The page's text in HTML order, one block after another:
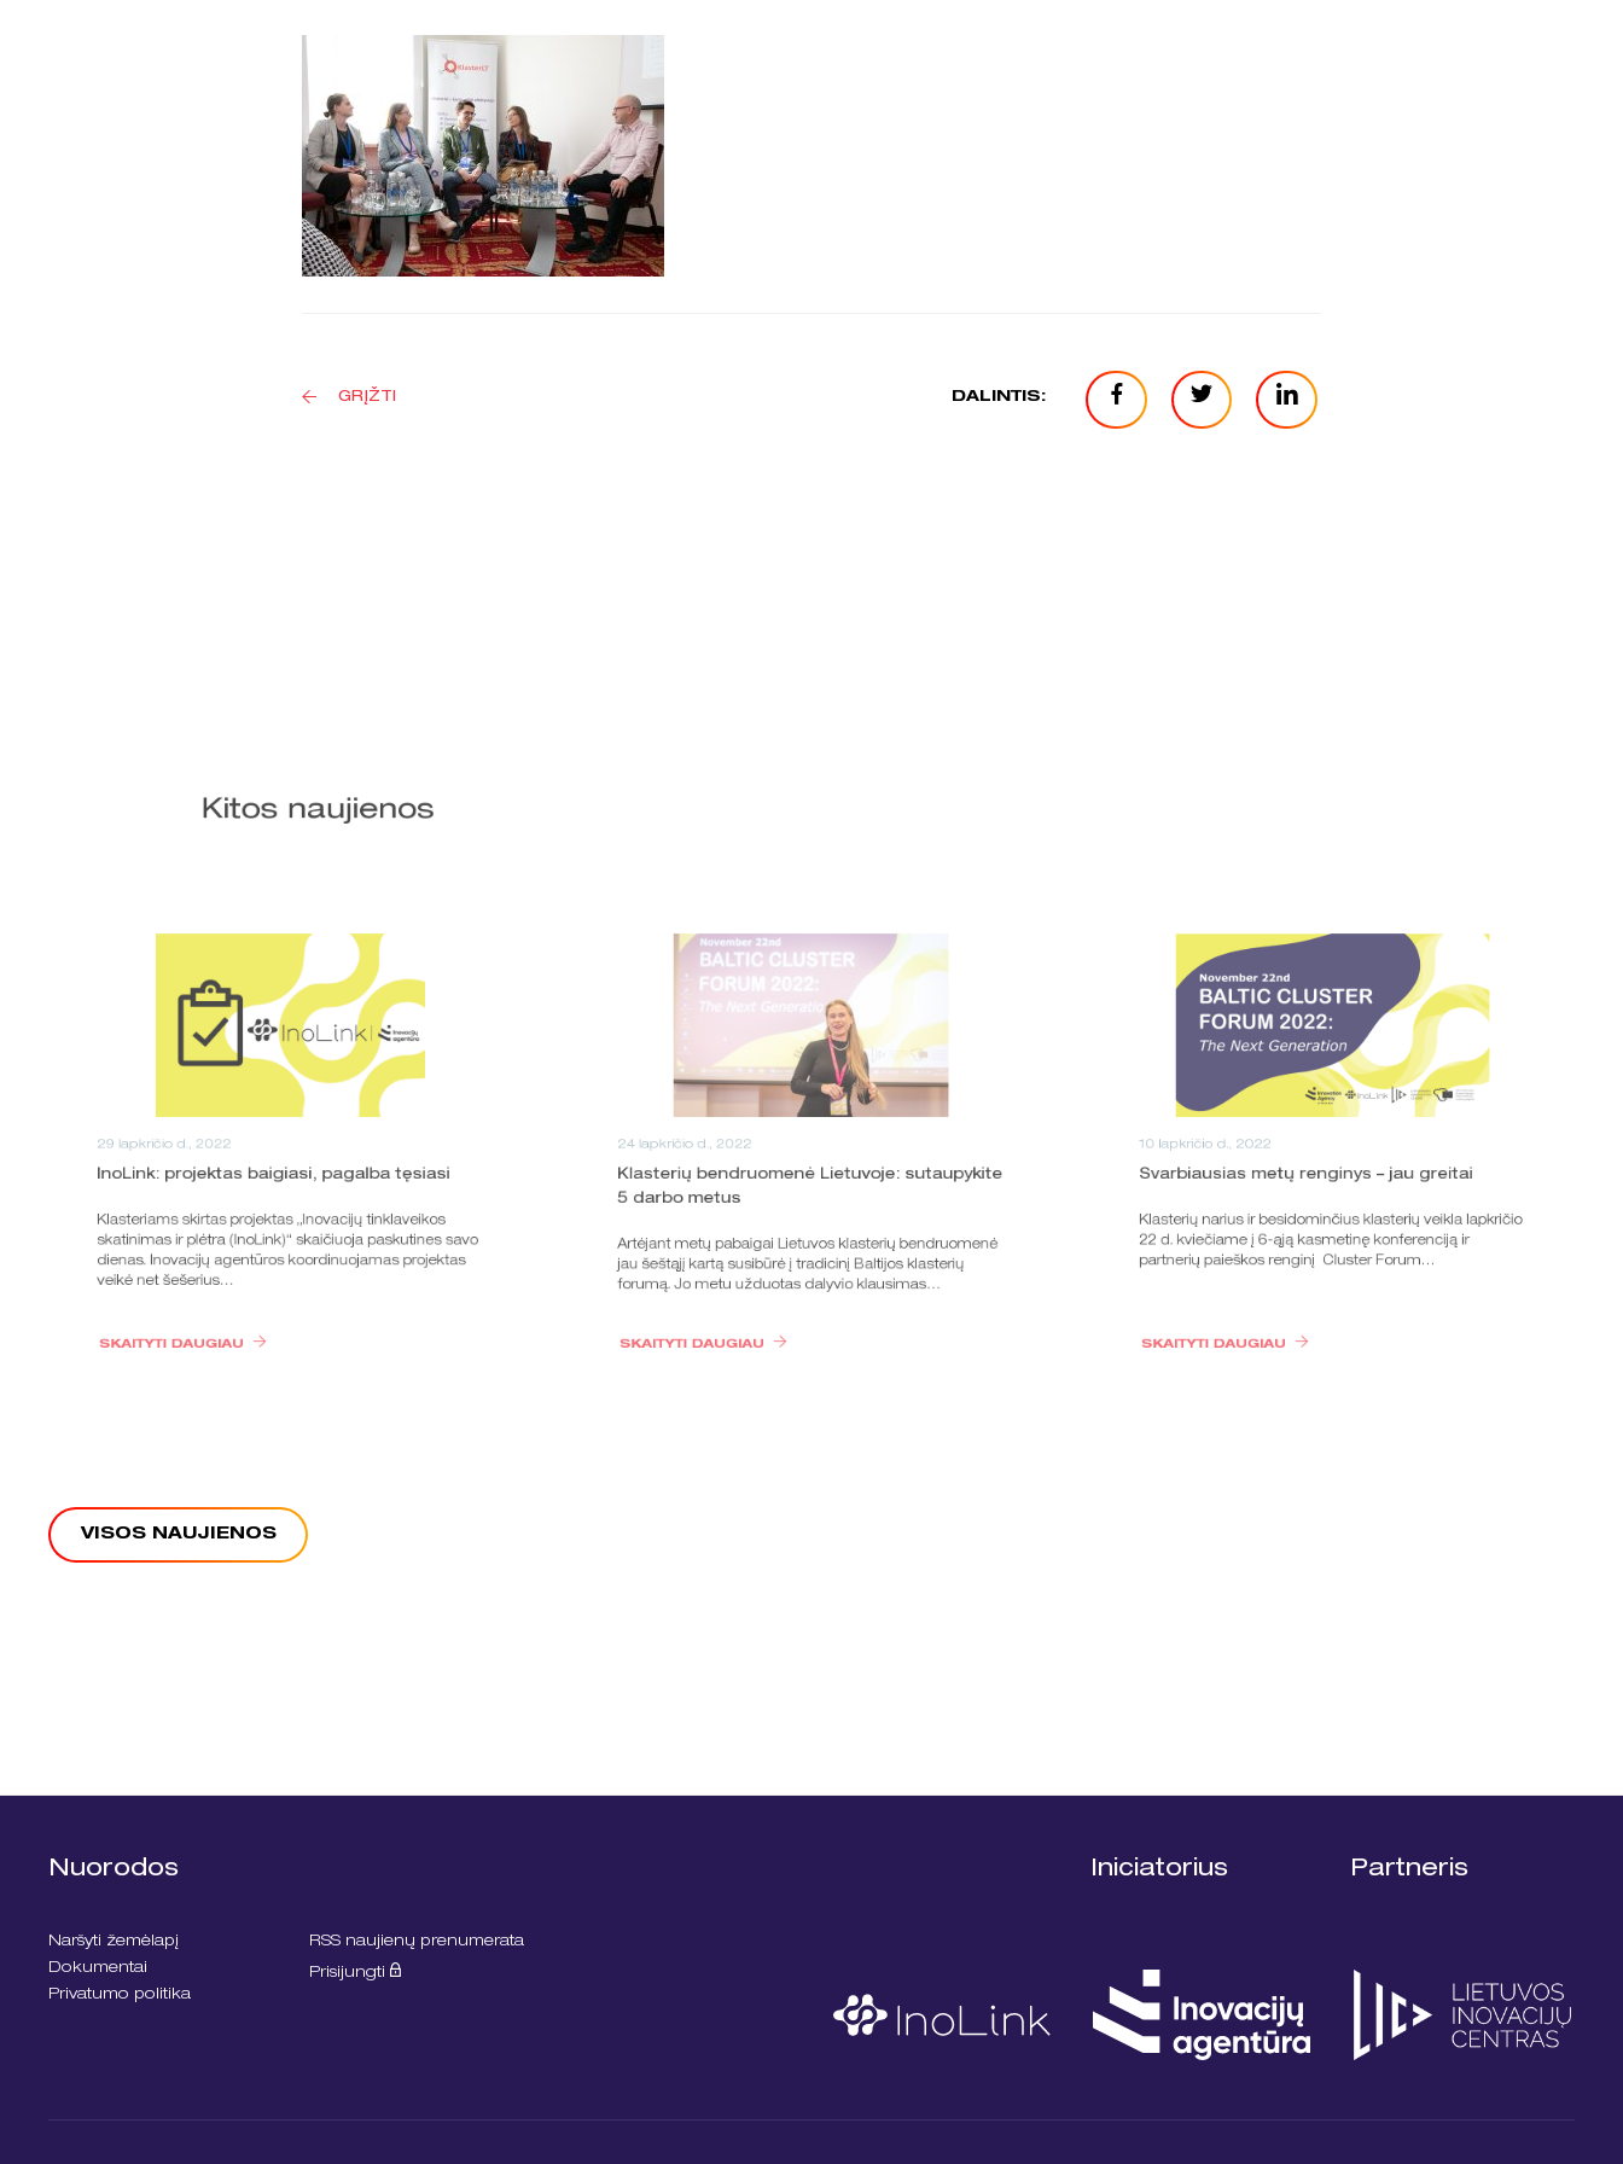
GRĮŽTI DALINTIS:
Kitos naujienos
29 lapkričio d., 2022
InoLink: projektas baigiasi, pagalba tęsiasi
Klasteriams skirtas projektas „Inovacijų tinklaveikos
skatinimas ir plėtra (InoLink)“ skaičiuoja paskutines savo
dienas. Inovacijų agentūros koordinuojamas projektas
24 lapkričio d., 2022
Klasterių bendruomenė Lietuvoje: sutaupykite
Artėjant metų pabaigai Lietuvos klasterių bendruomenė
jau šeštąjį kartą susibūrė į tradicinį Baltijos klasterių
10 lapkričio d., 2022
Svarbiausias metų renginys – jau greitai
Klasterių narius ir besidominčius klasterių veikla lapkričio
22 d. kviečiame į 6-ąją kasmetinę konferenciją ir
VISOS NAUJIENOS
Nuorodos
Naršyti žemėlapį
Dokumentai
Privatumo politika
RSS naujienų prenumerata
Prisijungti
Iniciatorius Partneris